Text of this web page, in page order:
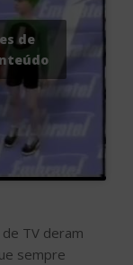
de
TV deram
sempre